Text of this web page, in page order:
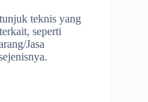
teknis yang
seperti
Jasa